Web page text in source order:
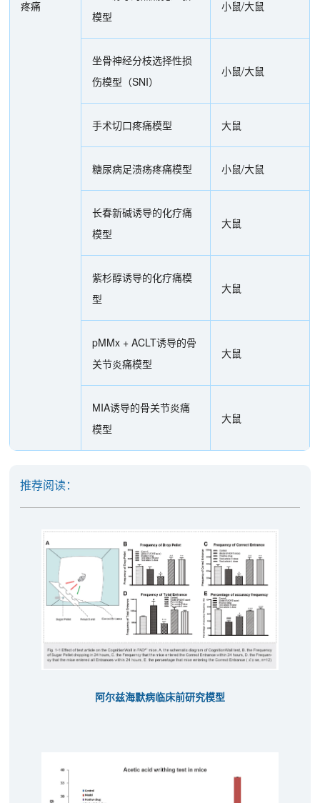
疼痛
模型
小鼠/大鼠
坐骨神经分枝选择性损
伤模型（SNI）
小鼠/大鼠
手术切口疼痛模型 大鼠
糖尿病足溃疡疼痛模型 小鼠/大鼠
长春新碱诱导的化疗痛
模型
大鼠
紫杉醇诱导的化疗痛模
型
大鼠
pMMx + ACLT诱导的骨
关节炎痛模型
大鼠
MIA诱导的骨关节炎痛
模型
大鼠
推荐阅读：
阿尔兹海默病临床前研究模型